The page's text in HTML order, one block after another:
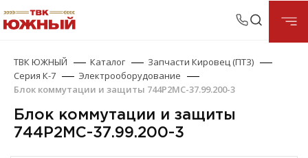
ТВК ЮЖНЫЙ Каталог
Запчасти Кировец (ПТЗ)
Серия К-7
Электрооборудование
Блок коммутации и защиты 744Р2МС-37.99.200-3
Блок коммутации и защиты
744Р2МС-37.99.200-3